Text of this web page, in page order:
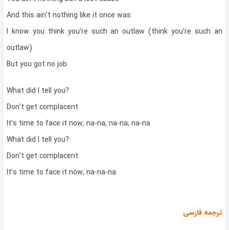
And this ain’t nothing like it once was
I know you think you’re such an outlaw (think you’re such an
outlaw)
But you got no job
What did I tell you?
Don’t get complacent
It’s time to face it now, na-na, na-na, na-na
What did I tell you?
Don’t get complacent
It’s time to face it now, na-na-na
ترجمه فارسی